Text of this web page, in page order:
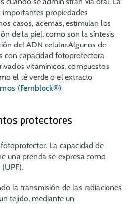
propiedades
casos, además, estimulan los
de la piel, como son la síntesis
del ADN celular.Algunos de
con capacidad fotoprotectora
vitamínicos, compuestos
el té verde o el extracto
(Fernblock®)
protectores
La capacidad de
una prenda se expresa como
la transmisión de las radiaciones
tejido, mediante un